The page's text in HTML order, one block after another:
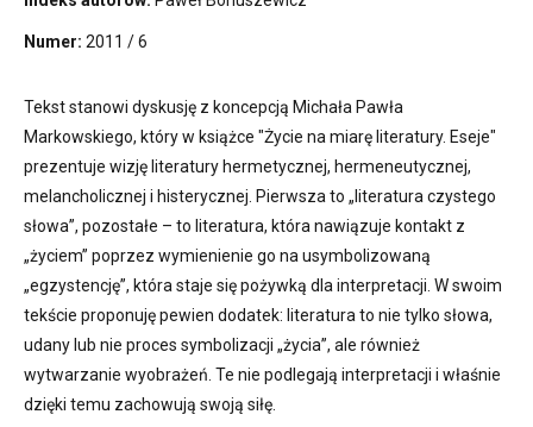
Numer: 2011 / 6
Tekst stanowi dyskusję z koncepcją Michała Pawła
Markowskiego, który w książce "Życie na miarę literatury. Eseje"
prezentuje wizję literatury hermetycznej, hermeneutycznej,
melancholicznej i histerycznej. Pierwsza to „literatura czystego
słowa”, pozostałe – to literatura, która nawiązuje kontakt z
„życiem” poprzez wymienienie go na usymbolizowaną
„egzystencję”, która staje się pożywką dla interpretacji. W swoim
tekście proponuję pewien dodatek: literatura to nie tylko słowa,
udany lub nie proces symbolizacji „życia”, ale również
wytwarzanie wyobrażeń. Te nie podlegają interpretacji i właśnie
dzięki temu zachowują swoją siłę.